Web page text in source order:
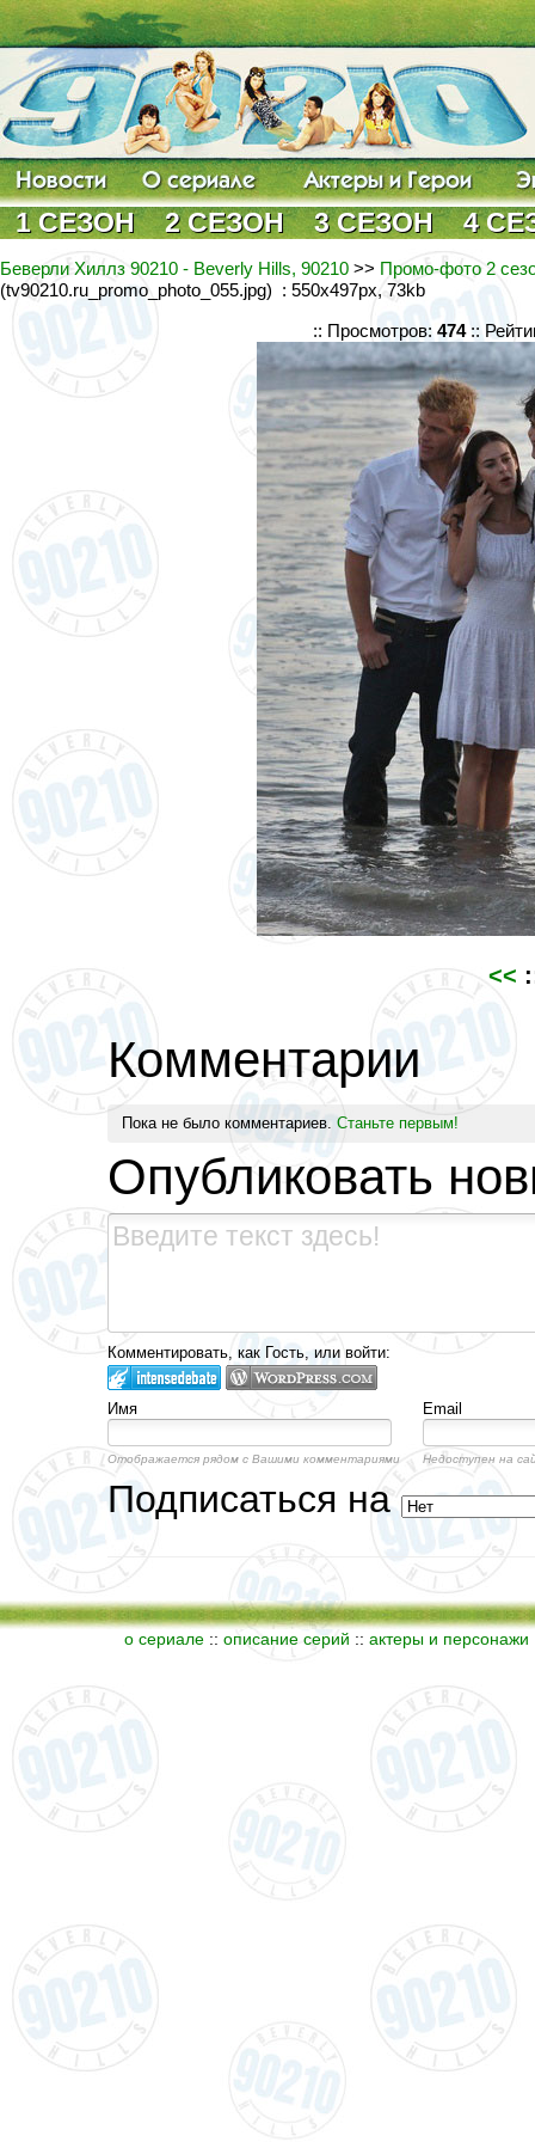
1 СЕЗОН 2 СЕЗОН 3 СЕЗОН 4
Беверли Хиллз 90210 - Beverly Hills, 90210 >> Промо-фото 2
(tv90210.ru_promo_photo_055.jpg) : 550x497px, 73kb
:: Просмотров: 474::
<<
Комментарии
Пока не было комментариев. Станьте первым!
Опубликовать
Комментировать, как Гость, или войти:
Имя Email
Отображается рядом с Вашими комментариями Недоступен на
Подписаться на
о сериале:: описание серий :: актеры и персонажи